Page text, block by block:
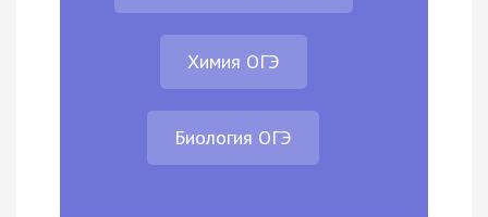
Химия ОГЭ
Биология ОГЭ